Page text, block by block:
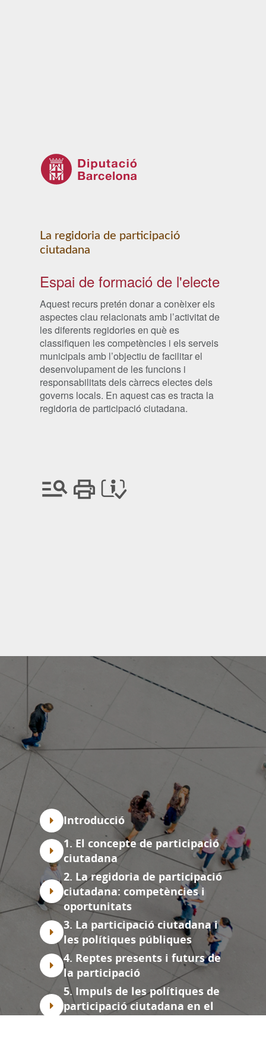
La regidoria de participació
ciutadana
Espai de formació de l'electe
Aquest recurs pretén donar a conèixer els
aspectes clau relacionats amb l’activitat de
les diferents regidories en què es
classifiquen les competències i els serveis
municipals amb l’objectiu de facilitar el
desenvolupament de les funcions i
responsabilitats dels càrrecs electes dels
governs locals. En aquest cas es tracta la
regidoria de participació ciutadana.
Cercar Imprimir
ÍndexIntroducció
1. El concepte de participació
ciutadana
2. La regidoria de participació
ciutadana: competències i
oportunitats
3. La participació ciutadana i
les polítiques públiques
4. Reptes presents i futurs de
la participació
5. Impuls de les polítiques de
participació ciutadana en el